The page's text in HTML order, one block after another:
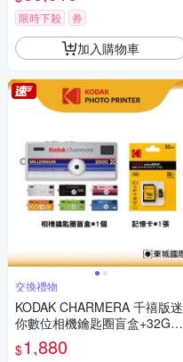
限時下殺
券
加入購物車
交換禮物
KODAK CHARMERA 千禧版迷
你數位相機鑰匙圈盲盒+32G記
憶卡組
$1,880